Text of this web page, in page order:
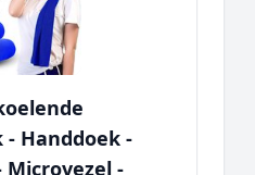
Handdoek -
Microvezel -